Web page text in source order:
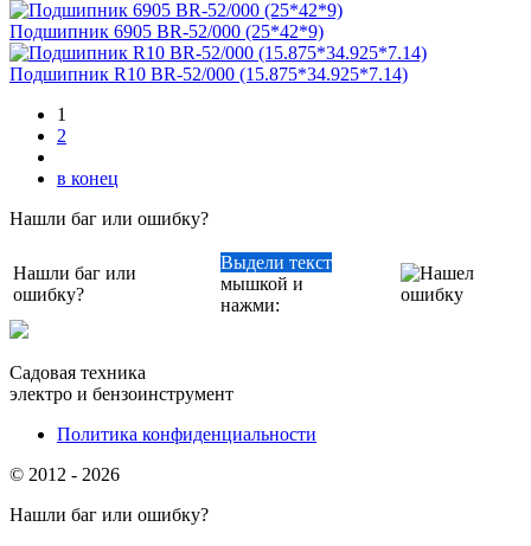
Подшипник 6905 BR-52/000 (25*42*9)
Подшипник R10 BR-52/000 (15.875*34.925*7.14)
1
2
в конец
Нашли баг или ошибку?
Нашли баг или
ошибку?
Выдели текст
мышкой и
нажми:
Садовая техника
электро и бензоинструмент
Политика конфиденциальности
© 2012 - 2026
Нашли баг или ошибку?